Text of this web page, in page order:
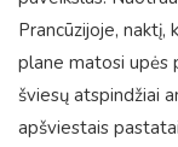
Prancūzijoje, naktį,
plane matosi upės
šviesų atspindžiai
apšviestais